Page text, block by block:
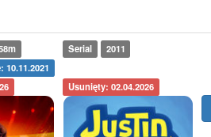
10.11.2021
Serial 2011
Usunięty: 02.04.2026